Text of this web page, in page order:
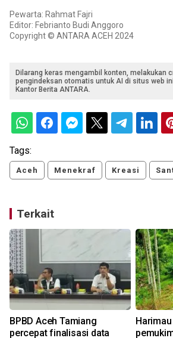
Pewarta: Rahmat Fajri
Editor: Febrianto Budi Anggoro
Copyright © ANTARA ACEH 2024
Dilarang keras mengambil konten, melakukan
pengindeksan otomatis untuk AI di situs web
Kantor Berita ANTARA.
Tags:
Aceh Menekraf Kreasi
Terkait
BPBD Aceh Tamiang
percepat finalisasi data